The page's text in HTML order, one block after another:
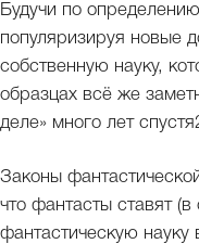
Будучи по
популяризируя новые
собственную науку,
образцах всё же
деле» много лет
Законы
что фантасты ставят
фантастическую науку